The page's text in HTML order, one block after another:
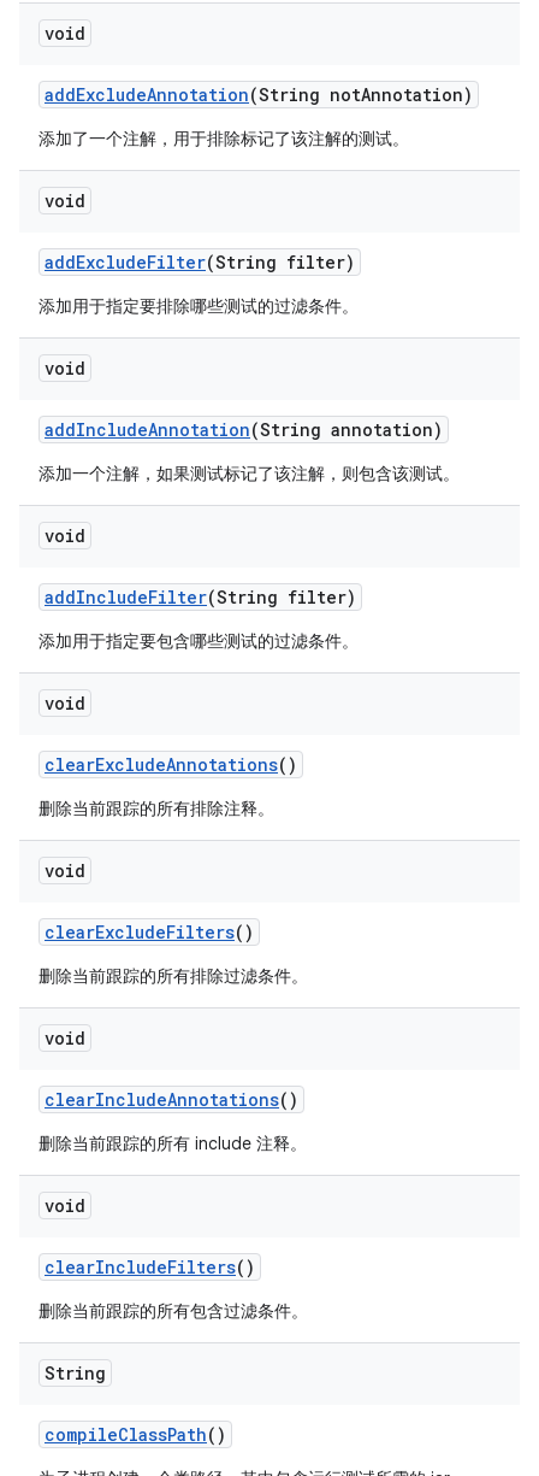
void
addExcludeAnnotation(String notAnnotation)
添加了一个注解，用于排除标记了该注解的测试。
void
addExcludeFilter(String filter)
添加用于指定要排除哪些测试的过滤条件。
void
addIncludeAnnotation(String annotation)
添加一个注解，如果测试标记了该注解，则包含该测试。
void
addIncludeFilter(String filter)
添加用于指定要包含哪些测试的过滤条件。
void
clearExcludeAnnotations()
删除当前跟踪的所有排除注释。
void
clearExcludeFilters()
删除当前跟踪的所有排除过滤条件。
void
clearIncludeAnnotations()
删除当前跟踪的所有 include 注释。
void
clearIncludeFilters()
删除当前跟踪的所有包含过滤条件。
String
compileClassPath()